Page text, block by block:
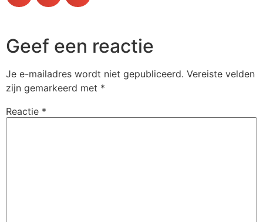
Geef een reactie
Je e-mailadres wordt niet gepubliceerd. Vereiste velden
zijn gemarkeerd met *
Reactie *